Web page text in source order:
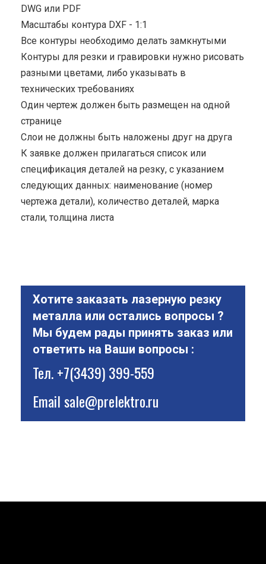
DWG или PDF
Масштабы контура DXF - 1:1
Все контуры необходимо делать замкнутыми
Контуры для резки и гравировки нужно рисовать
разными цветами, либо указывать в
технических требованиях
Один чертеж должен быть размещен на одной
странице
Cлои не должны быть наложены друг на друга
К заявке должен прилагаться список или
спецификация деталей на резку, с указанием
следующих данных: наименование (номер
чертежа детали), количество деталей, марка
стали, толщина листа
Хотите заказать лазерную резку
металла или остались вопросы ?
Мы будем рады принять заказ или
ответить на Ваши вопросы :
Тел.+7(3439) 399-559
Emailsale@prelektro.ru